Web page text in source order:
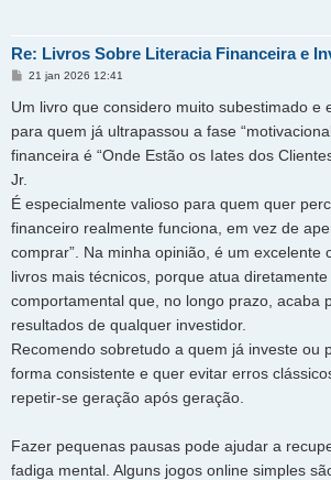
Re: Livros Sobre Literacia Financeira e
M
s
a
g
e
21 jan 2026 12:41
Um livro que considero muito subestimado e
para quem já ultrapassou a fase
financeira é “Onde Estão os Iates dos
Jr.
É especialmente valioso para quem quer
financeiro realmente funciona, em vez de
comprar”. Na minha opinião, é um excelente
livros mais técnicos, porque atua
comportamental que, no longo prazo, acaba
resultados de qualquer investidor.
Recomendo sobretudo a quem já investe ou
forma consistente e quer evitar erros
repetir-se geração após geração.
Fazer pequenas pausas pode ajudar a
fadiga mental. Alguns jogos online simples